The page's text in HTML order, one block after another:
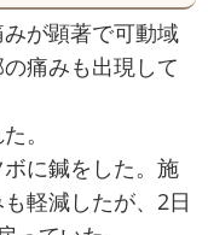
が顕著で可動域
痛みも出現して
。
に鍼をした。施
軽減したが、2日